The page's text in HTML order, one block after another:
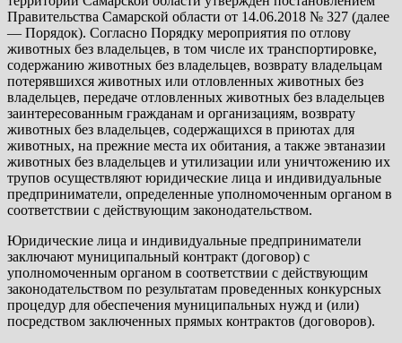
Правительства Самарской области от 14.06.2018 № 327 (далее
— Порядок). Согласно Порядку мероприятия по отлову
животных без владельцев, в том числе их транспортировке,
содержанию животных без владельцев, возврату владельцам
потерявшихся животных или отловленных животных без
владельцев, передаче отловленных животных без владельцев
заинтересованным гражданам и организациям, возврату
животных без владельцев, содержащихся в приютах для
животных, на прежние места их обитания, а также эвтаназии
животных без владельцев и утилизации или уничтожению их
трупов осуществляют юридические лица и индивидуальные
предприниматели, определенные уполномоченным органом в
соответствии с действующим законодательством.
Юридические лица и индивидуальные предприниматели
заключают муниципальный контракт (договор) с
уполномоченным органом в соответствии с действующим
законодательством по результатам проведенных конкурсных
процедур для обеспечения муниципальных нужд и (или)
посредством заключенных прямых контрактов (договоров).